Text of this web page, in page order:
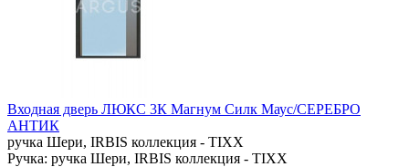
Входная дверь ЛЮКС 3К Магнум Силк Маус/СЕРЕБРО
АНТИК
ручка Шери, IRBIS коллекция - TIXX
Ручка: ручка Шери, IRBIS коллекция - TIXX